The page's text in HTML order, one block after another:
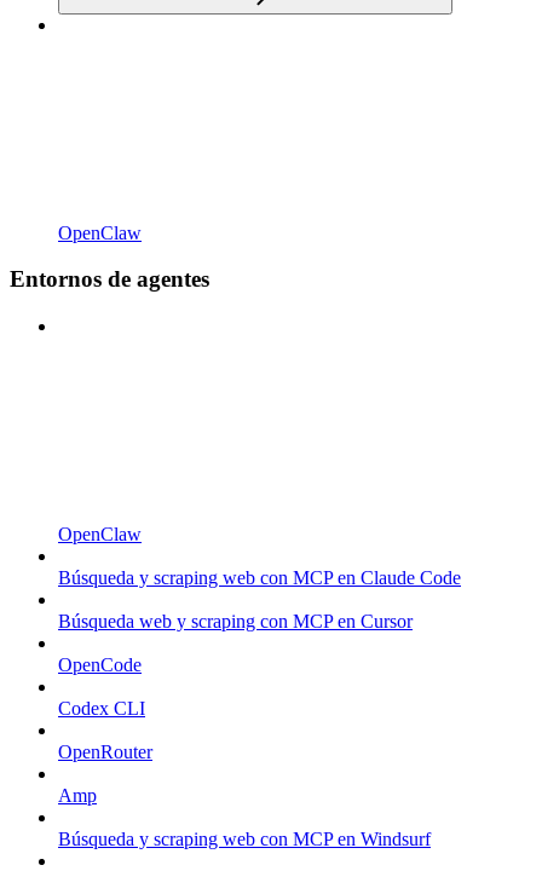
OpenClaw
Entornos de agentes
OpenClaw
Búsqueda y scraping web con MCP en Claude Code
Búsqueda web y scraping con MCP en Cursor
OpenCode
Codex CLI
OpenRouter
Amp
Búsqueda y scraping web con MCP en Windsurf